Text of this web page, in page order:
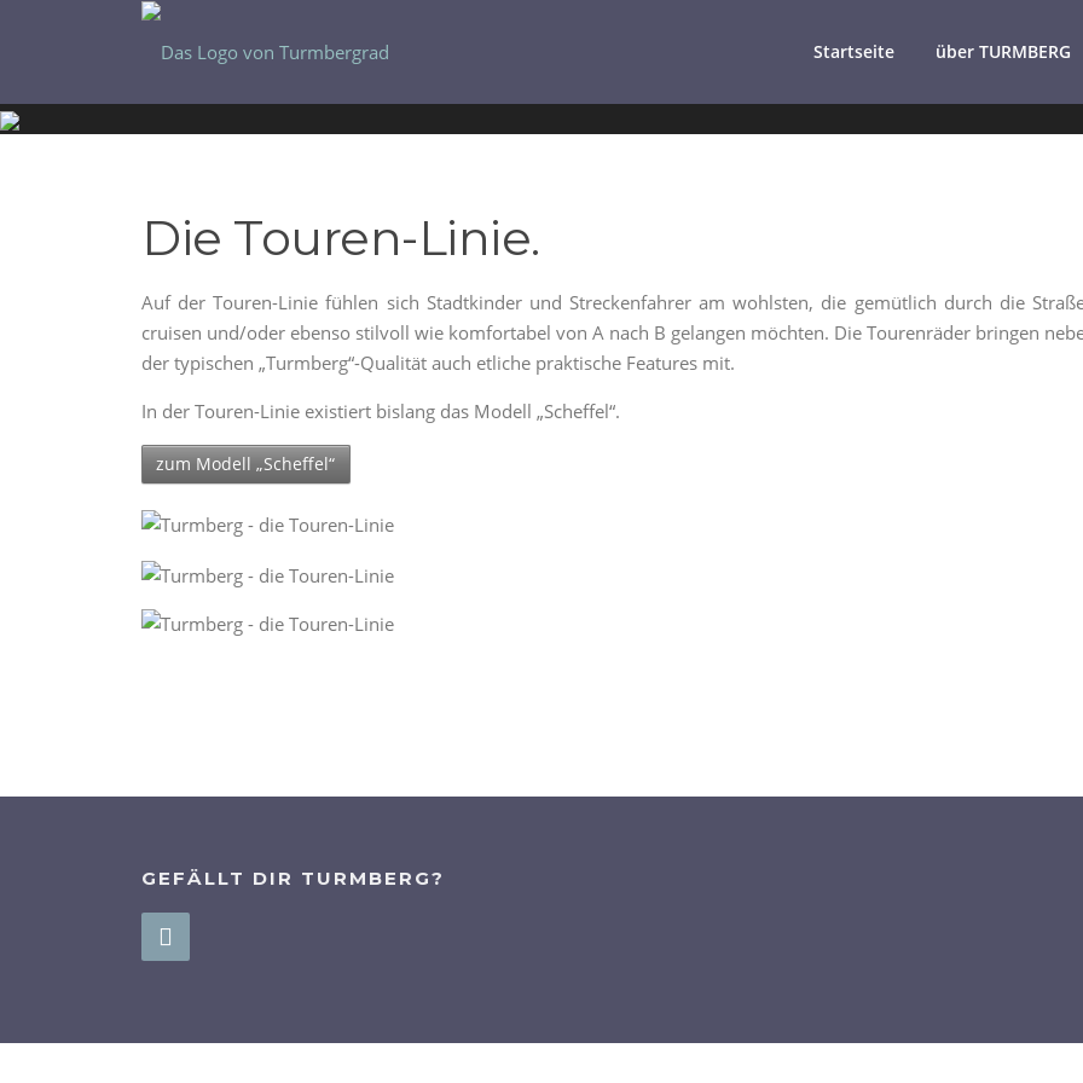
Startseite über TURMBERG
Die Touren-Linie.
Auf der Touren-Linie fühlen sich Stadtkinder und Streckenfahrer am wohlsten, die gemütlich durch die
cruisen und/oder ebenso stilvoll wie komfortabel von A nach B gelangen möchten. Die Tourenräder bringen
der typischen „Turmberg“-Qualität auch etliche praktische Features mit.
In der Touren-Linie existiert bislang das Modell „Scheffel“.
zum Modell „Scheffel“
GEFÄLLT DIR TURMBERG?